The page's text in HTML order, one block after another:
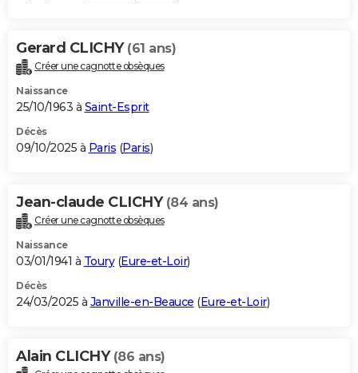
Bricolage
Lifestyle
Culture
Sport
Auto
Television
Voyage
Cinema
Gerard CLICHY (61 ans)
Créer une cagnotte obsèques
Naissance
25/10/1963 à Saint-Esprit
Décès
09/10/2025 à Paris (Paris)
Jean-claude CLICHY (84 ans)
Créer une cagnotte obsèques
Naissance
03/01/1941 à Toury(Eure-et-Loir)
Décès
24/03/2025 à Janville-en-Beauce (Eure-et-Loir)
Alain CLICHY (86 ans)